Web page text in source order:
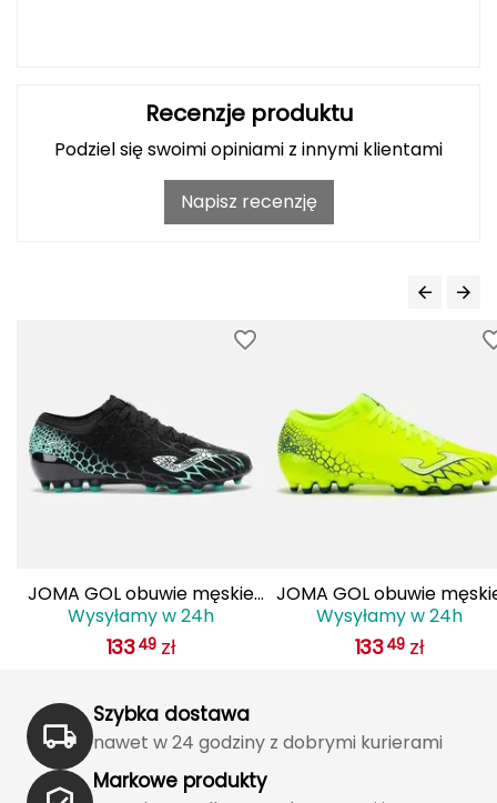
HAGLÖFS
Hoka
Hydrapak
IGLOO
Icebreaker
Icestorm
Recenzje produktu
Podziel się swoimi opiniami z innymi klientami
Napisz recenzję
JOMA GOL obuwie męskie
do piłki nożnej lanki
GOLS2501AG czarne
Wysyłamy w 24h
13349 zł
JOMA GOL obuwie
do piłki nożnej lanki
GOLS2509AG żółte
Wysyłamy w 24h
13349 zł
Szybka dostawa
nawet w 24 godziny z dobrymi kurierami
Markowe produkty